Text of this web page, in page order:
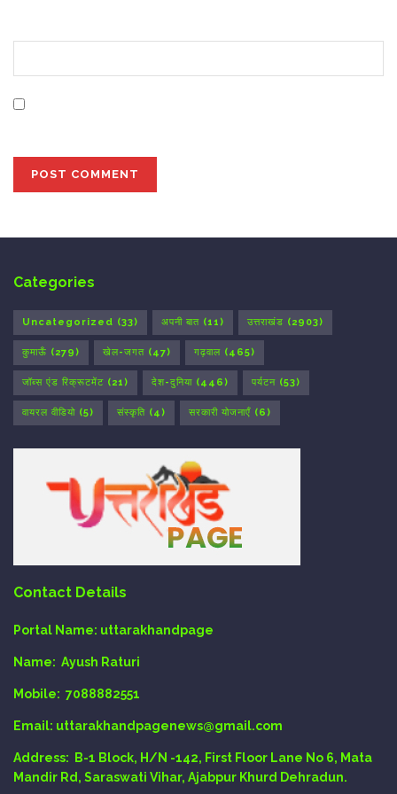
Categories
Uncategorized (33) अपनी बात (11) उत्तराखंड (2903)
कुमाऊँ (279) खेल-जगत (47) गढ़वाल (465)
जॉब्स एंड रिक्रूटमेंट (21) देश-दुनिया (446) पर्यटन (53)
वायरल वीडियो (5) संस्कृति (4) सरकारी योजनाएँ (6)
Contact Details
Portal Name: uttarakhandpage
Name: Ayush Raturi
Mobile: 7088882551
Email: uttarakhandpagenews@gmail.com
Address:
B-1 Block, H/N -142, First Floor Lane No 6, Mata
Mandir Rd, Saraswati Vihar, Ajabpur Khurd Dehradun.